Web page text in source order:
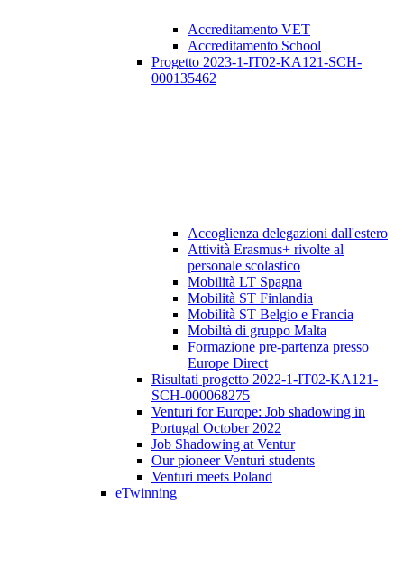
Accreditamento VET
Accreditamento School
Progetto 2023-1-IT02-KA121-SCH-
000135462
Accoglienza delegazioni dall'estero
Attività Erasmus+ rivolte al
personale scolastico
Mobilità LT Spagna
Mobilità ST Finlandia
Mobilità ST Belgio e Francia
Mobiltà di gruppo Malta
Formazione pre-partenza presso
Europe Direct
Risultati progetto 2022-1-IT02-KA121-
SCH-000068275
Venturi for Europe: Job shadowing in
Portugal October 2022
Job Shadowing at Ventur
Our pioneer Venturi students
Venturi meets Poland
eTwinning